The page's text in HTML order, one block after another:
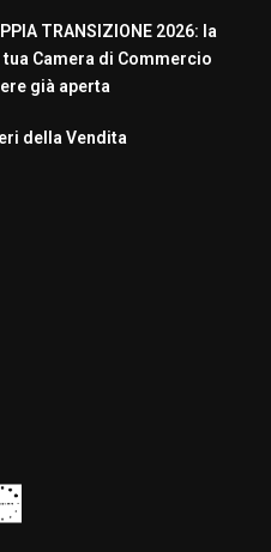
TRANSIZIONE 2026: la
Camera di Commercio
già aperta
della Vendita